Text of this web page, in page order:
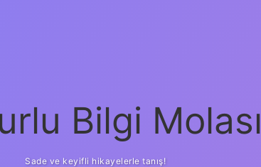
Bilgi Molası
Sade ve keyifli hikayelerle tanış!